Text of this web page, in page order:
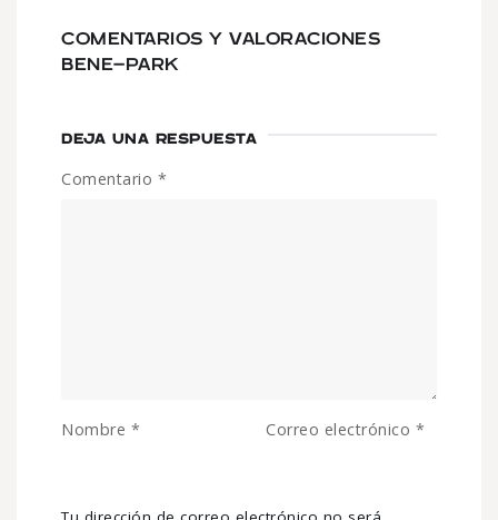
COMENTARIOS Y VALORACIONES
BENE-PARK
DEJA UNA RESPUESTA
Comentario *
Nombre * Correo electrónico *